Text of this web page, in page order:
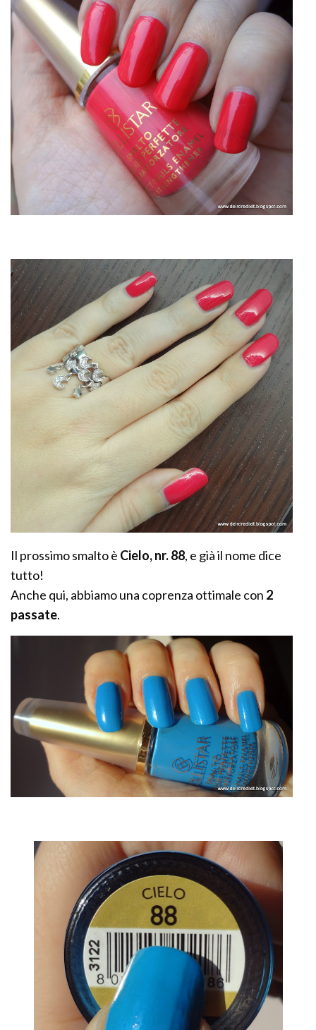
Il prossimo smalto è Cielo, nr. 88, e già il nome dice
tutto!
Anche qui, abbiamo una coprenza ottimale con 2
passate.